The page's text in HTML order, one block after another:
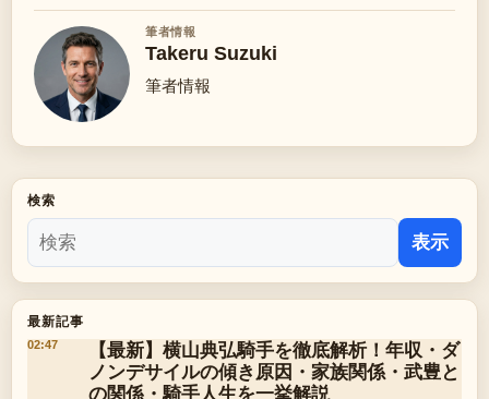
筆者情報
Takeru Suzuki
筆者情報
検索
表示
最新記事
02:47
【最新】横山典弘騎手を徹底解析！年収・ダ
ノンデサイルの傾き原因・家族関係・武豊と
の関係・騎手人生を一挙解説